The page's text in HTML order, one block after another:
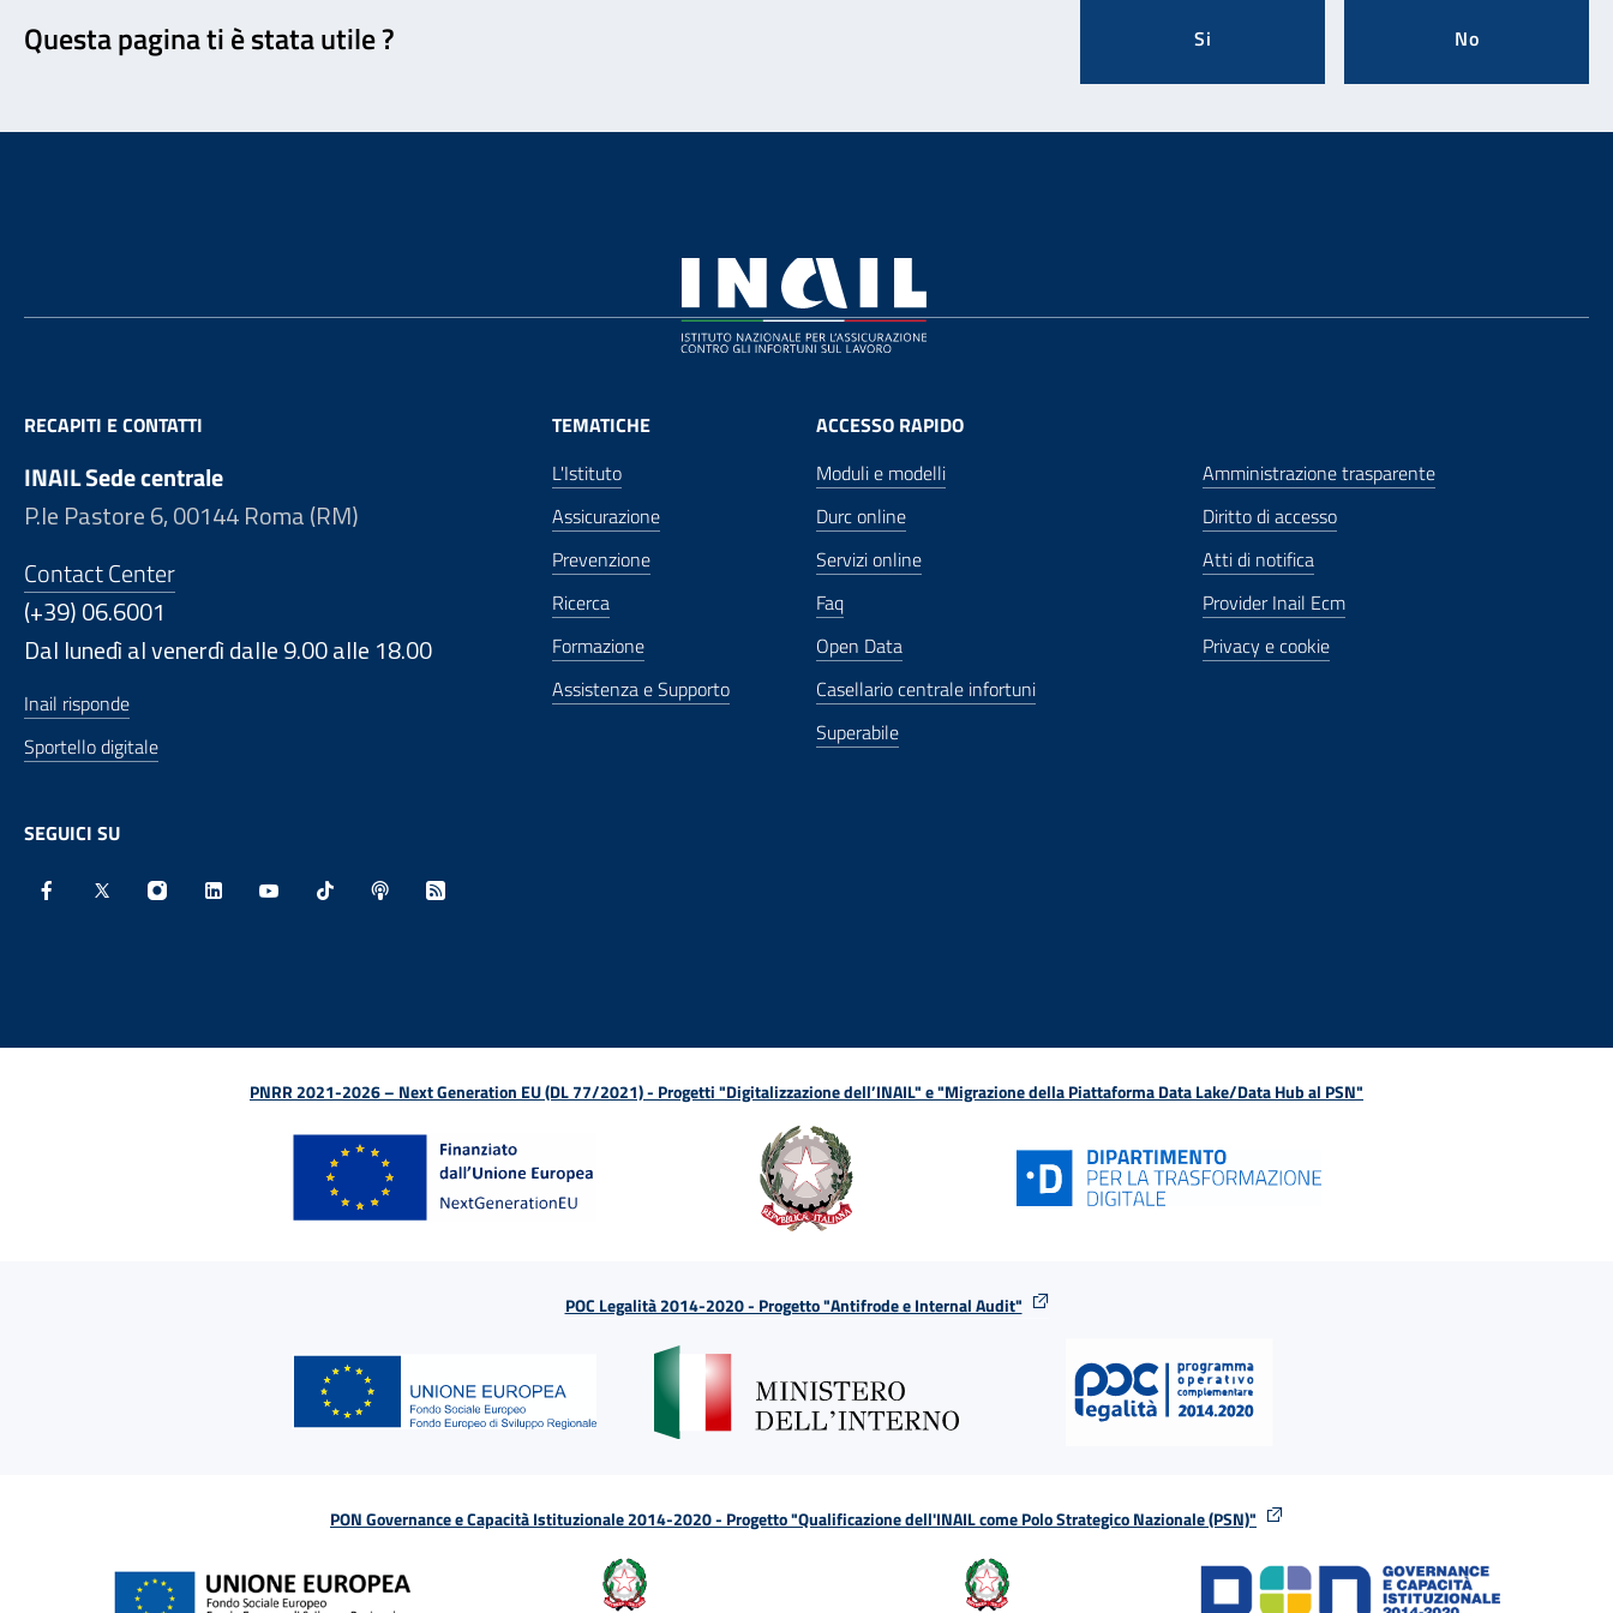
Questa pagina ti è stata utile ?
Si No
RECAPITI E CONTATTI
INAIL Sede centrale
P.le Pastore 6, 00144 Roma (RM)
Contact Center
(+39) 06.6001
Dal lunedì al venerdì dalle 9.00 alle 18.00
Inail risponde
Sportello digitale
SEGUICI SU
TEMATICHE
L'Istituto
Assicurazione
Prevenzione
Ricerca
Formazione
Assistenza e Supporto
ACCESSO RAPIDO
Moduli e modelli
Durc online
Servizi online
Faq
Open Data
Casellario centrale infortuni
Superabile
Amministrazione trasparente
Diritto di accesso
Atti di notifica
Provider Inail Ecm
Privacy e cookie
PNRR 2021-2026 – Next Generation EU (DL 77/2021) - Progetti "Digitalizzazione dell’INAIL" e "Migrazione della Piattaforma Data Lake/Data Hub al PSN"
POC Legalità 2014-2020 - Progetto "Antifrode e Internal Audit"
PON Governance e Capacità Istituzionale 2014-2020 - Progetto "Qualificazione dell'INAIL come Polo Strategico Nazionale (PSN)"